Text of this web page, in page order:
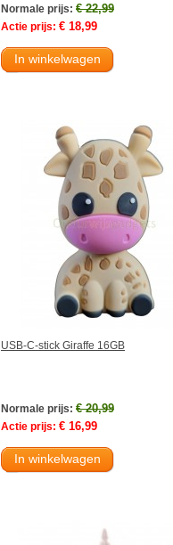
Normale prijs: € 22,99
Actie prijs: € 18,99
In winkelwagen
USB-C-stick Giraffe 16GB
Normale prijs: € 20,99
Actie prijs: € 16,99
In winkelwagen